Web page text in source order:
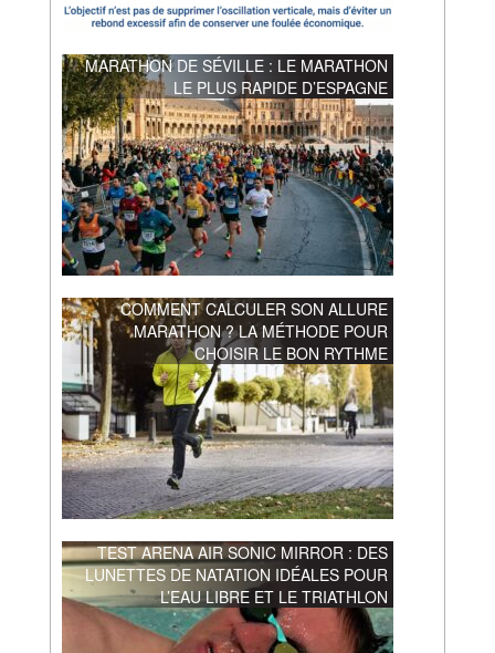
MARATHON DE SÉVILLE : LE MARATHON
LE PLUS RAPIDE D’ESPAGNE
COMMENT CALCULER SON ALLURE
MARATHON ? LA MÉTHODE POUR
CHOISIR LE BON RYTHME
TEST ARENA AIR SONIC MIRROR : DES
LUNETTES DE NATATION IDÉALES POUR
L’EAU LIBRE ET LE TRIATHLON